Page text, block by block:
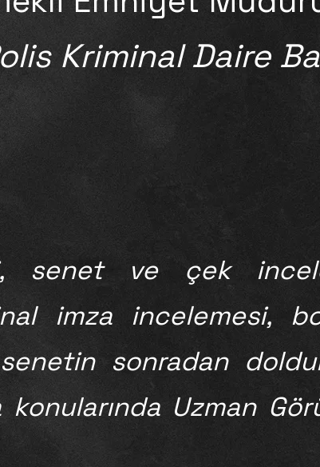
Kriminal Daire
senet ve çek
imza incelemesi,
sonradan
Uzman